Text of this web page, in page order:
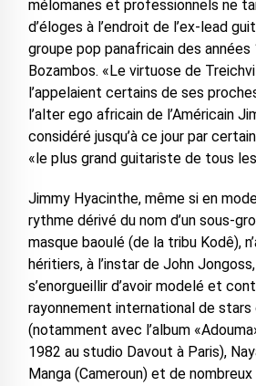
mélomanes et professionnels ne
d’éloges à l’endroit de l’ex-lead
groupe pop panafricain des
Bozambos. «Le virtuose de
l’appelaient certains de ses
l’alter ego africain de l’Américain
considéré jusqu’à ce jour par
«le plus grand guitariste de tous
Jimmy Hyacinthe, même si en
rythme dérivé du nom d’un sous-
masque baoulé (de la tribu Kodê),
héritiers, à l’instar de John
s’enorgueillir d’avoir modelé et
rayonnement international de
(notamment avec l’album
1982 au studio Davout à Paris),
Manga (Cameroun) et de